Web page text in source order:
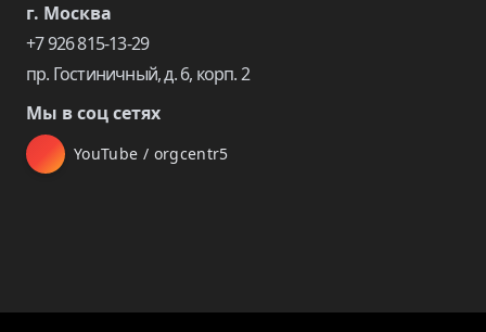
г. Москва
+7 926 815-13-29
пр. Гостиничный, д. 6, корп. 2
Мы в соц сетях
YouTube / orgcentr5